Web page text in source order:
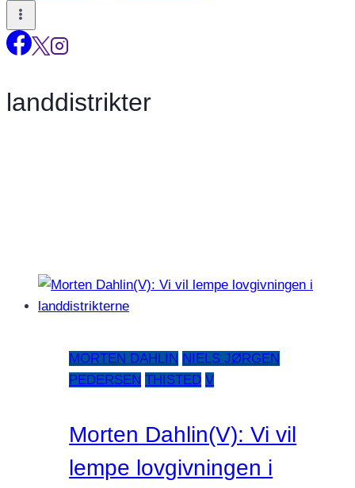
landdistrikter
MORTEN DAHLIN NIELS JØRGEN
PEDERSEN THISTED V
Morten Dahlin(V): Vi vil
lempe lovgivningen i